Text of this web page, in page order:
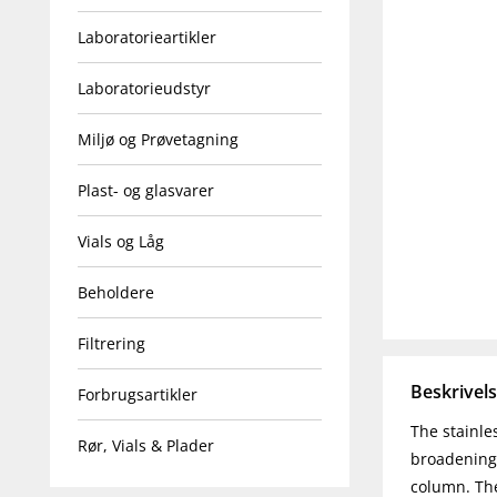
Laboratorieartikler
Laboratorieudstyr
Miljø og Prøvetagning
Plast- og glasvarer
Vials og Låg
Beholdere
Filtrering
Forbrugsartikler
Rør, Vials & Plader
The
column.